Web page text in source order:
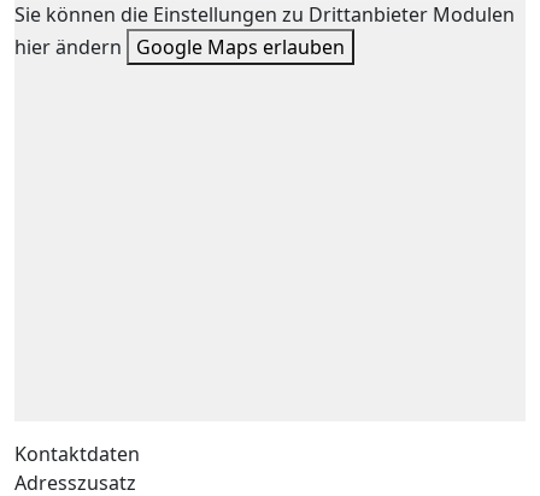
Sie können die Einstellungen zu Drittanbieter Modulen
hier ändern
Google Maps erlauben
Kontaktdaten
Adresszusatz